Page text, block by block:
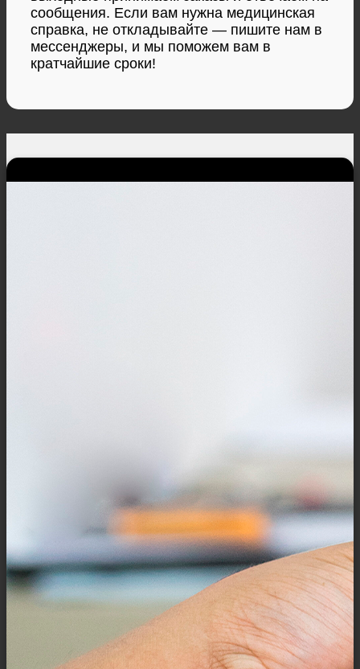
сообщения. Если вам нужна медицинская
справка, не откладывайте — пишите нам в
мессенджеры, и мы поможем вам в
кратчайшие сроки!